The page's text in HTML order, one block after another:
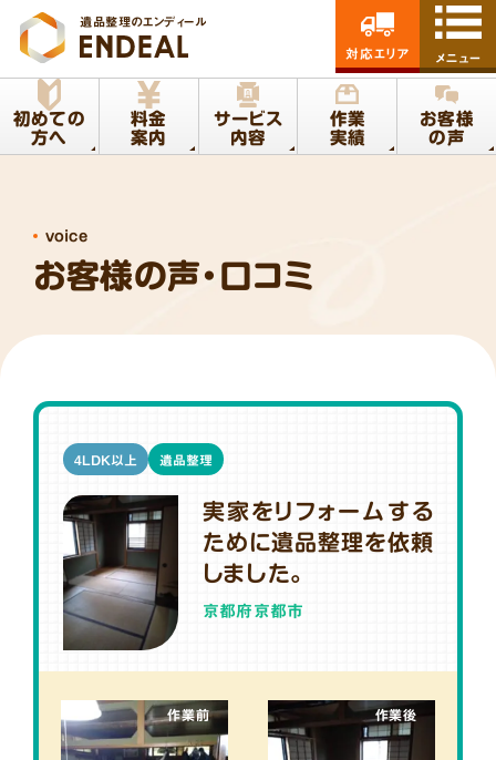
遺品整理のエンディール
初めての
方へ
料金
案内
サービス
内容
作業
実績
お客様
の声
対応エリア メニュー
お客様の声・口コミ
voice
実家をリフォームする
ために遺品整理を依頼
しました。
京都府京都市
4LDK以上 遺品整理
作業前 作業後